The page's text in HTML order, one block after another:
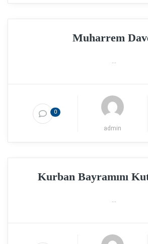
Muharrem
...
0
admin
Kurban Bayramını
...